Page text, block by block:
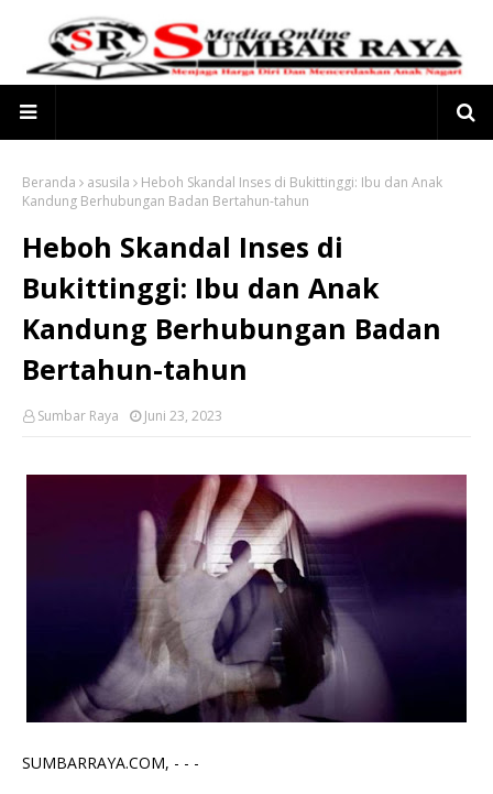
Beranda asusila
Heboh Skandal Inses di Bukittinggi: Ibu dan Anak
Kandung Berhubungan Badan Bertahun-tahun
Heboh Skandal Inses di
Bukittinggi: Ibu dan Anak
Kandung Berhubungan Badan
Bertahun-tahun
Sumbar Raya Juni 23, 2023
SUMBARRAYA.COM, - - -